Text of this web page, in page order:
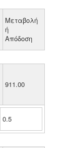
Μεταβολή
ή
Απόδοση
911.00
0.5